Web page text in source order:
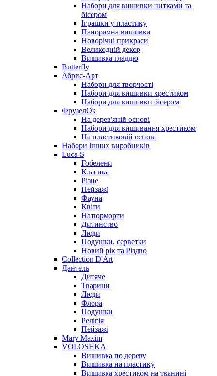
Набори для вишивки нитками та
бісером
Іграшки у пластику
Панорамна вишивка
Новорічні прикраси
Великодній декор
Вишивка гладдю
Butterfly
Абрис-Арт
Набори для творчості
Набори для вишивки хрестиком
Набори для вишивки бісером
ФрузелОк
На дерев'яній основі
Набори для вишивання хрестиком
На пластиковій основі
Набори інших виробників
Luca-S
Гобелени
Класика
Різне
Пейзажі
Фауна
Квіти
Натюрморти
Дитинство
Люди
Подушки, серветки
Новий рік та Різдво
Collection D'Art
Дантель
Дитяче
Тварини
Люди
Флора
Подушки
Релігія
Пейзажі
Mary Maxim
VOLOSHKA
Вишивка по дереву
Вишивка на пластику
Вишивка хрестиком на тканині